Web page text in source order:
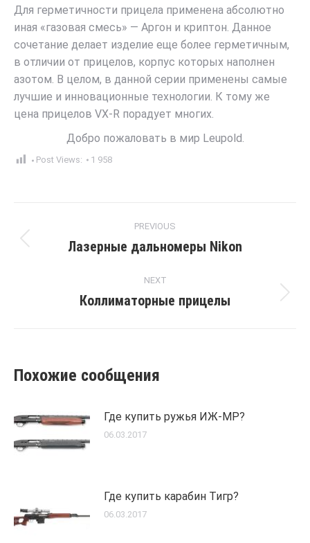
Для герметичности прицела применена абсолютно
иная «газовая смесь» — Аргон и криптон. Данное
сочетание делает изделие еще более герметичным,
в отличии от прицелов, корпус которых наполнен
азотом. В целом, в данной серии применены самые
лучшие и инновационные технологии. К тому же
цена прицелов VX-R порадует многих.
Добро пожаловать в мир Leupold.
Post Views: 1 958
navigation
PREVIOUS
Previous
Лазерные дальномеры Nikon
NEXT
Next
Коллиматорные прицелы
Похожие сообщения
Где купить ружья ИЖ-МР?
06.03.2017
Где купить карабин Тигр?
06.03.2017